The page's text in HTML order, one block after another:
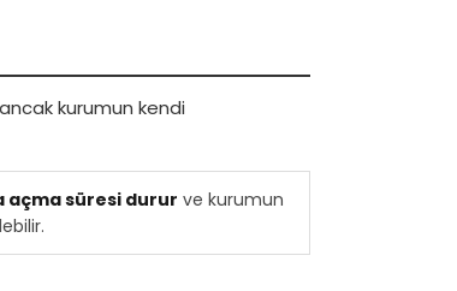
kurumun kendi
açma süresi durur ve kurumun